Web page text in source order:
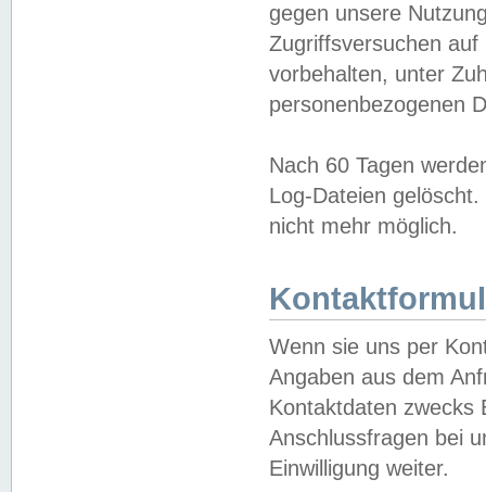
gegen unsere
Zugriffsversuchen
vorbehalten, unter
personenbezogenen
Nach 60 Tagen
Log-Dateien
nicht mehr möglich.
Wenn sie uns per
Angaben aus dem
Kontaktdaten zwecks
Anschlussfragen bei
Einwilligung weiter.